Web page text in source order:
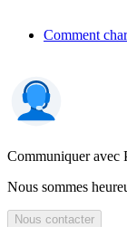
Comment
Communiquer avec
Nous sommes
Nous contacter